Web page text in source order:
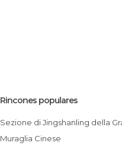
Rincones populares
Sezione di Jingshanling della Grande
Muraglia Cinese